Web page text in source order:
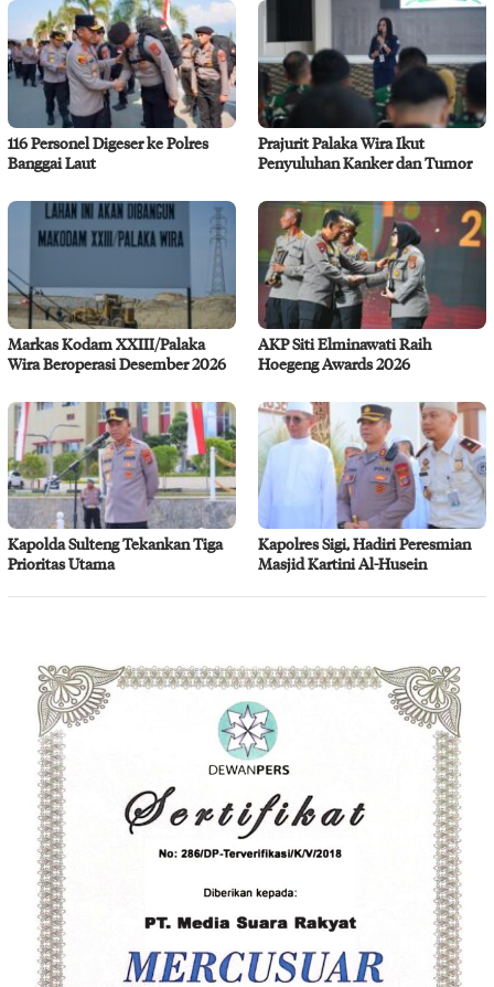
116 Personel Digeser ke Polres
Banggai Laut
Prajurit Palaka Wira Ikut
Penyuluhan Kanker dan Tumor
Markas Kodam XXIII/Palaka
Wira Beroperasi Desember 2026
AKP Siti Elminawati Raih
Hoegeng Awards 2026
Kapolda Sulteng Tekankan Tiga
Prioritas Utama
Kapolres Sigi, Hadiri Peresmian
Masjid Kartini Al-Husein